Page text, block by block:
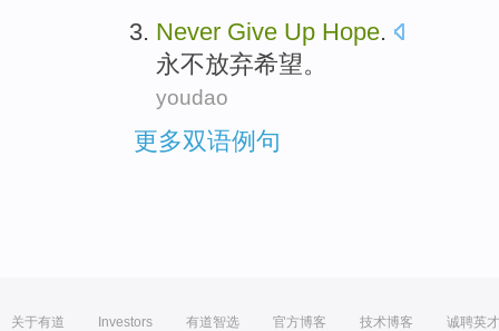
Never Give Up Hope.
永不放弃希望。
youdao
更多双语例句
关于有道 Investors 有道智选 官方博客 技术博客 诚聘英才